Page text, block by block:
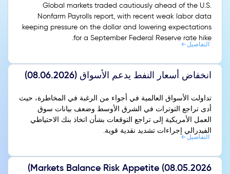
Global markets traded cautiously ahead of the U.S.
Nonfarm Payrolls report, with recent weak labor data
keeping pressure on the dollar and lowering expectations
for a September Federal Reserve rate hike.
التفاصيل
انخفاض أسعار النفط يدعم الأسواق (08.06.2026)
تداولت الأسواق العالمية في أجواء من الرغبة في المخاطرة، حيث
أدى تراجع التوترات في الشرق الأوسط وضعف بيانات سوق
العمل الأمريكية إلى تراجع التوقعات بشأن اتخاذ بنك الاحتياطي
الفيدرالي إجراءات تشديد نقدية قوية.
التفاصيل
Markets Balance Risk Appetite (08.05.2026)